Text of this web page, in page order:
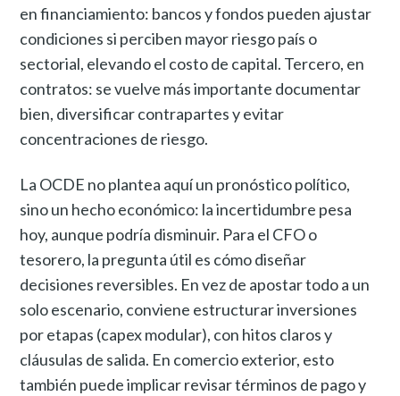
en financiamiento: bancos y fondos pueden ajustar
condiciones si perciben mayor riesgo país o
sectorial, elevando el costo de capital. Tercero, en
contratos: se vuelve más importante documentar
bien, diversificar contrapartes y evitar
concentraciones de riesgo.
La OCDE no plantea aquí un pronóstico político,
sino un hecho económico: la incertidumbre pesa
hoy, aunque podría disminuir. Para el CFO o
tesorero, la pregunta útil es cómo diseñar
decisiones reversibles. En vez de apostar todo a un
solo escenario, conviene estructurar inversiones
por etapas (capex modular), con hitos claros y
cláusulas de salida. En comercio exterior, esto
también puede implicar revisar términos de pago y